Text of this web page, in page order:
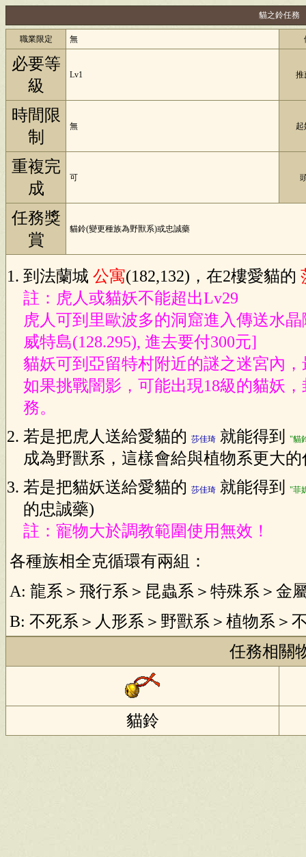
貓之鈴任務
職業限定 無
必要等
級
Lv1 推
時間限
制
無 起
重複完
成
可
任務獎
賞
貓鈴(變更種族為野獸系)或忠誠藥
到法蘭城 公寓(182,132)，在2樓愛貓的
註：虎人或貓妖不能超出Lv29
虎人可到里歐波多的洞窟進入傳送水
威特島(128.295), 進去要付300元]
貓妖可到亞留特村附近的謎之迷宮內
如果挑戰闇影，可能出現18級的貓妖
務。
若是把虎人送給愛貓的 莎佳琦 就能得到 "貓
成為野獸系，這樣會給與植物系更大
若是把貓妖送給愛貓的 莎佳琦 就能得到 "菲
的忠誠藥)
註：寵物大於調教範圍使用無效！
各種族相全克循環有兩組：
A: 龍系＞飛行系＞昆蟲系＞特殊系＞金
B: 不死系＞人形系＞野獸系＞植物系＞
任務相關
貓鈴